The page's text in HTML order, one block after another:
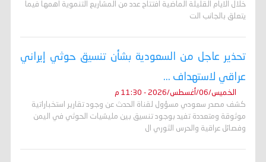
خلال الايام القليلة الماضية افتتاح عدد من المشاريع التنموية اهمها فيما
يتعلق بالجانب الت
تحذير عاجل من السعودية بشأن تنسيق حوثي إيراني
عراقي لاستهداف ...
الخميس/06/أغسطس/2026 - 11:30 م
كشف مصدر سعودي مسؤول لقناة الحدث عن وجود تقارير استخباراتية
موثوقة ومتعددة تفيد بوجود تنسيق بين مليشيات الحوثي في اليمن
وفصائل عراقية والحرس الثوري ال